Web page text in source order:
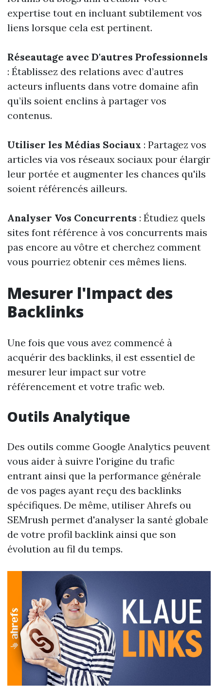
expertise tout en incluant subtilement vos
liens lorsque cela est pertinent.
Réseautage avec D'autres Professionnels
: Établissez des relations avec d’autres
acteurs influents dans votre domaine afin
qu’ils soient enclins à partager vos
contenus.
Utiliser les Médias Sociaux : Partagez vos
articles via vos réseaux sociaux pour élargir
leur portée et augmenter les chances qu'ils
soient référencés ailleurs.
Analyser Vos Concurrents : Étudiez quels
sites font référence à vos concurrents mais
pas encore au vôtre et cherchez comment
vous pourriez obtenir ces mêmes liens.
Mesurer l'Impact des
Backlinks
Une fois que vous avez commencé à
acquérir des backlinks, il est essentiel de
mesurer leur impact sur votre
référencement et votre trafic web.
Outils Analytique
Des outils comme Google Analytics peuvent
vous aider à suivre l'origine du trafic
entrant ainsi que la performance générale
de vos pages ayant reçu des backlinks
spécifiques. De même, utiliser Ahrefs ou
SEMrush permet d'analyser la santé globale
de votre profil backlink ainsi que son
évolution au fil du temps.